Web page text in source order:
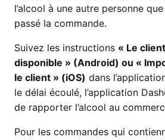
l’alcool à une autre personne
passé la commande.
Suivez les instructions « Le
disponible » (Android) ou «
le client » (iOS) dans
le délai écoulé, l’application
de rapporter l’alcool au
Pour les commandes qui